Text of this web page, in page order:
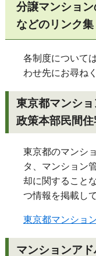
分譲マンショ
などのリンク集
各制度について
わせ先にお尋ね
東京都マンシ
政策本部民間住
東京都のマンシ
タ、マンション
却に関すること
つ情報を掲載し
東京都マンショ
マンションア